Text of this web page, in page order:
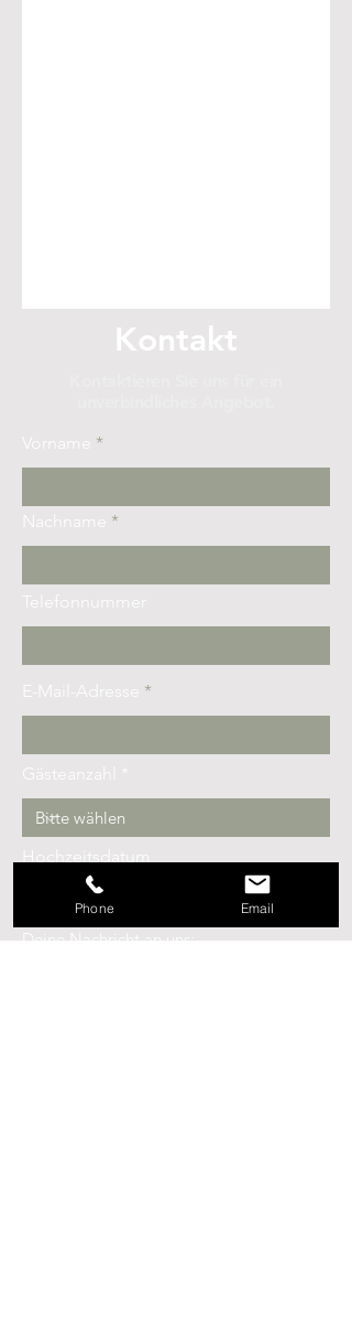
Kontakt
Vorname
Nachname
Telefonnummer
E-Mail-Adresse
Gästeanzahl
Hochzeitsdatum
Deine Nachricht an uns:
Phone Email